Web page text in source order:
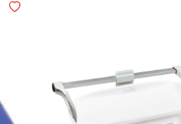
Legg i ønskelisten